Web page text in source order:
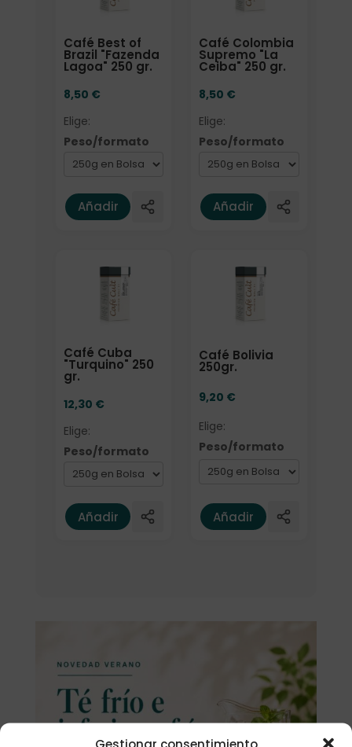
Gestionar consentimiento
Café Best of
Brazil "Fazenda
Lagoa" 250 gr.
8,50 €
Elige:
Peso/formato
Añadir
Café Colombia
Supremo "La
Ceiba" 250 gr.
8,50 €
Elige:
Peso/formato
Añadir
Café Cuba
"Turquino" 250
gr.
12,30 €
Elige:
Peso/formato
Elige: Peso/formato
Añadir
Café Bolivia
250gr.
9,20 €
Elige:
Peso/formato
Elige: Peso/formato
Añadir